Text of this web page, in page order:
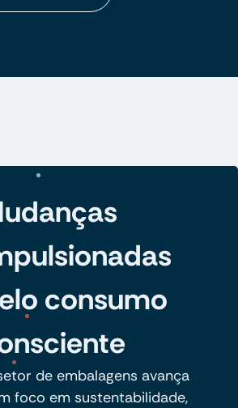
consumo
de embalagens avança
foco em sustentabilidade,